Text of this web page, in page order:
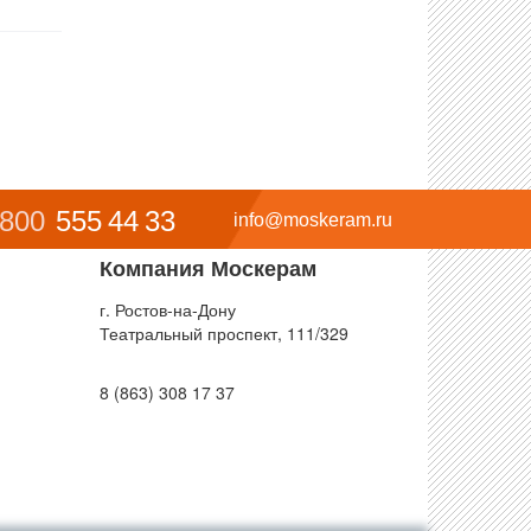
info@moskeram.ru
555 44 33
Компания Москерам
г. Ростов-на-Дону
Театральный проспект, 111/329
8 (863) 308 17 37